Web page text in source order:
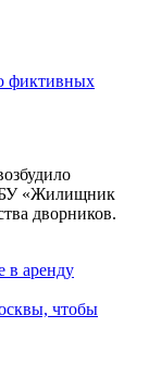
фиктивных
«Жилищник
дворников.
чтобы